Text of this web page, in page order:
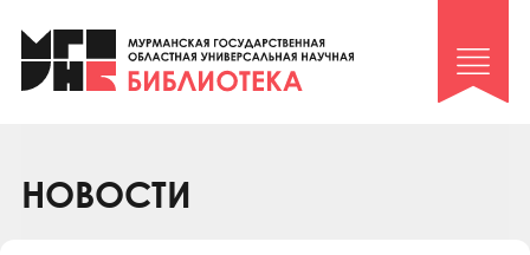
Клуб «Гиря и сельдерей»
Клуб «Семейный архив»
Коллегам
НОВОСТИ